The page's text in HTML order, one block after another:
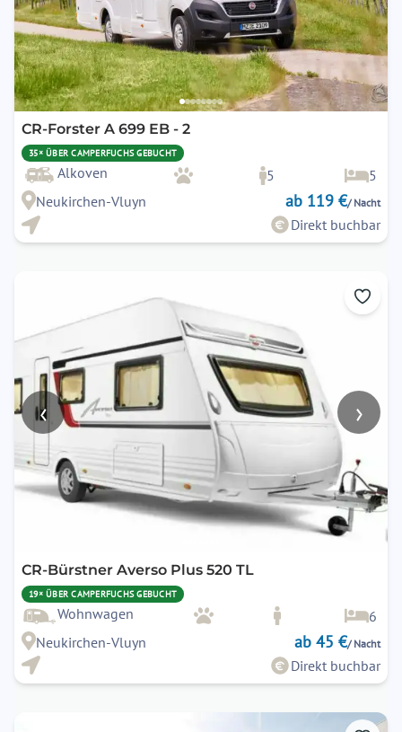
CR-Forster A 699 EB - 2
35× ÜBER CAMPERFUCHS GEBUCHT
Alkoven 5
5
Neukirchen-Vluyn
ab 119 €/ Nacht
Direkt buchbar
‹ ›
CR-Bürstner Averso Plus 520 TL
19× ÜBER CAMPERFUCHS GEBUCHT
Wohnwagen
6
Neukirchen-Vluyn
ab 45 €/ Nacht
Direkt buchbar